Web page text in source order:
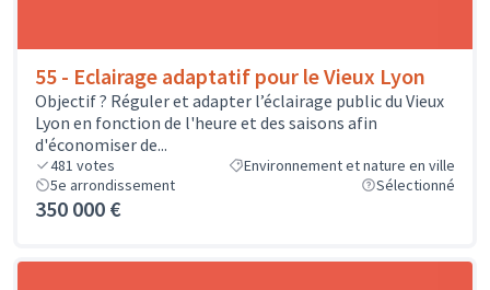
55 - Eclairage adaptatif pour le Vieux Lyon
Objectif ? Réguler et adapter l’éclairage public du Vieux
Lyon en fonction de l'heure et des saisons afin
d'économiser de...
481 votes
Environnement et nature en ville
5e arrondissement
Sélectionné
350 000 €